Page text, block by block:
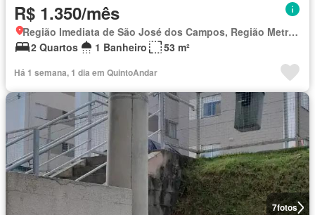
R$ 1.350/mês
Região Imediata de São José dos Campos, Região Metropolitana do Vale do Paraíba e Litoral Norte
2 Quartos
1 Banheiro 53 m²
Há 1 semana, 1 dia em QuintoAndar
7fotos